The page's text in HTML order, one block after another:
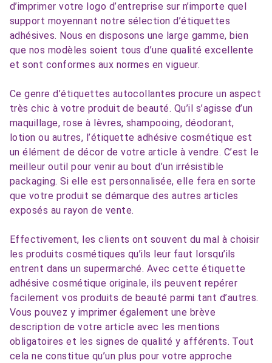
d’imprimer votre logo d’entreprise sur n’importe quel
support moyennant notre sélection d’étiquettes
adhésives. Nous en disposons une large gamme, bien
que nos modèles soient tous d’une qualité excellente
et sont conformes aux normes en vigueur.
Ce genre d’étiquettes autocollantes procure un aspect
très chic à votre produit de beauté. Qu’il s’agisse d’un
maquillage, rose à lèvres, shampooing, déodorant,
lotion ou autres, l’étiquette adhésive cosmétique est
un élément de décor de votre article à vendre. C’est le
meilleur outil pour venir au bout d’un irrésistible
packaging. Si elle est personnalisée, elle fera en sorte
que votre produit se démarque des autres articles
exposés au rayon de vente.
Effectivement, les clients ont souvent du mal à choisir
les produits cosmétiques qu’ils leur faut lorsqu’ils
entrent dans un supermarché. Avec cette étiquette
adhésive cosmétique originale, ils peuvent repérer
facilement vos produits de beauté parmi tant d’autres.
Vous pouvez y imprimer également une brève
description de votre article avec les mentions
obligatoires et les signes de qualité y afférents. Tout
cela ne constitue qu’un plus pour votre approche